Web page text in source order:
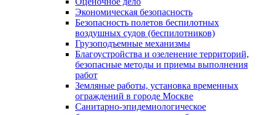
Экономическая безопасность
Безопасность полетов беспилотных
воздушных судов (беспилотников)
Грузоподъемные механизмы
Благоустройства и озеленение территорий,
безопасные методы и приемы выполнения
работ
Земляные работы, установка временных
ограждений в городе Москве
Санитарно-эпидемиологическое